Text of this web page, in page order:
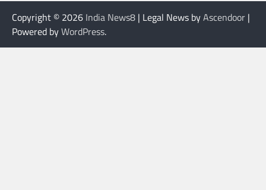
Copyright © 2026 India News8 | Legal News byAscendoor |
Powered byWordPress.